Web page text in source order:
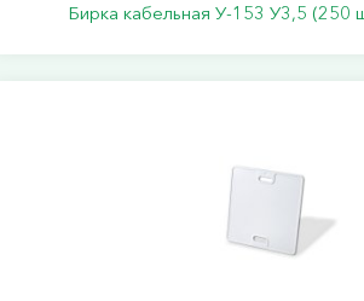
Бирка кабельная У-153 У3,5 (250